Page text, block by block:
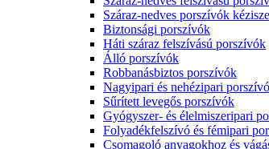
Száraz-nedves porszívók
Biztonsági porszívók
Háti száraz felszívású porszívók
Álló porszívók
Robbanásbiztos porszívók
Nagyipari és nehézipari
Sűrített levegős porszívók
Gyógyszer- és élelmiszeripari
Folyadékfelszívó és fémipari
Csomagoló anyagokhoz és